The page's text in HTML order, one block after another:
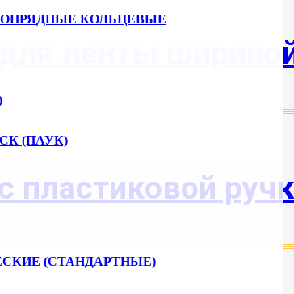
КОЛЬЦЕВЫЕ
(ПАУК)
(СТАНДАРТНЫЕ)
ленты